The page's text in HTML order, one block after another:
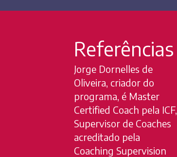
Referências
Jorge Dornelles de
Oliveira, criador do
programa, é Master
Certified Coach pela ICF,
Supervisor de Coaches
acreditado pela
Coaching Supervision